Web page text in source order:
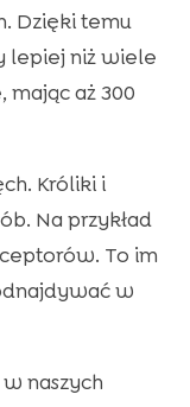
Dzięki temu
lepiej niż wiele
mając aż 300
Króliki i
Na przykład
To im
w
naszych